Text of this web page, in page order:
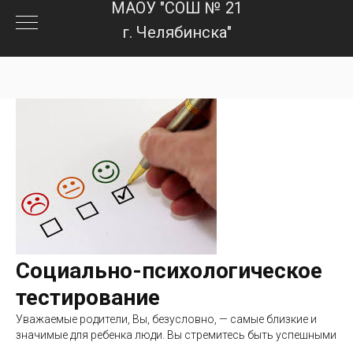
МАОУ "СОШ № 21
г. Челябинска"
Социально-психологическое
тестирование
Уважаемые родители, Вы, безусловно, — самые близкие и
значимые для ребенка люди. Вы стремитесь быть успешными